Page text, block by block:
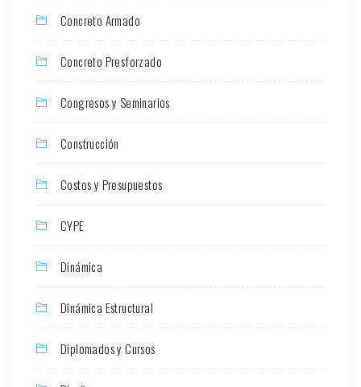
Concreto Armado
Concreto Presforzado
Congresos y Seminarios
Construcción
Costos y Presupuestos
CYPE
Dinámica
Dinámica Estructural
Diplomados y Cursos